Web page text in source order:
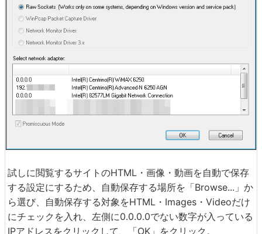
試しに閲覧するサイトのHTML・画像・動画を自動で保存
する設定にするため、自動保存する場所を「Browse...」か
ら選び、自動保存する対象をHTML・Images・Videoだけ
にチェックを入れ、左側に0.0.0.0でない数字が入っている
IPアドレスをクリックして、「OK」をクリック。